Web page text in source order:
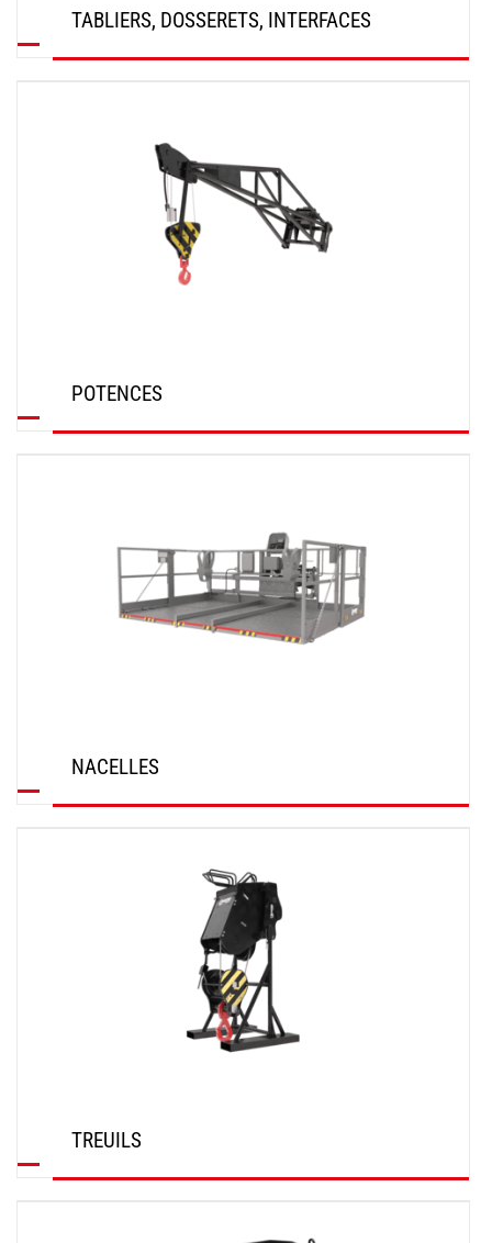
TABLIERS, DOSSERETS, INTERFACES
POTENCES
NACELLES
TREUILS